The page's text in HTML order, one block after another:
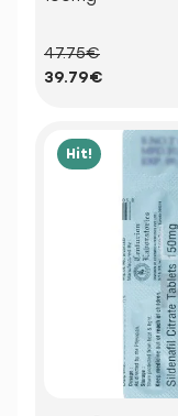
47.75€
39.79€
Hit!